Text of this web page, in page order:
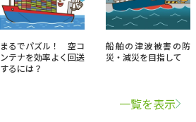
まるでパズル！ 空コ
ンテナを効率よく回送
するには？
船舶の津波被害の防
災・減災を目指して
一覧を表示